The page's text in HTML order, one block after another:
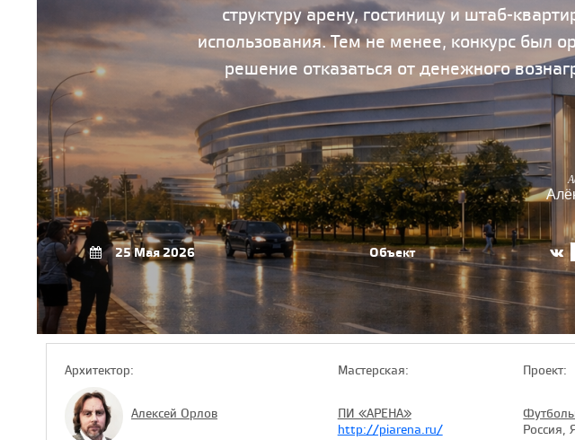
структуру арену, гостиницу и штаб-
использования. Тем не менее, конкурс был
решение отказаться от денежного
25 Мая 2026 Объект
Архитектор:
Алексей Орлов
Мастерская:
ПИ «АРЕНА»
http://piarena.ru/
Проект:
Россия,